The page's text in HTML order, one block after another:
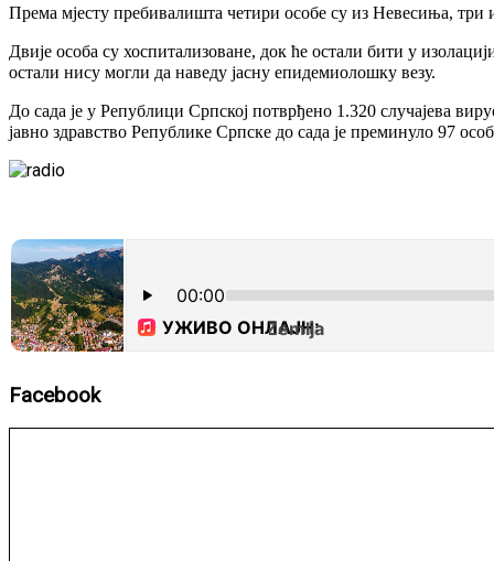
Према мјесту пребивалишта четири особе су из Невесиња,
Двије особа су хоспитализоване, док ће остали бити у
остали нису могли да наведу јасну епидемиолошку везу.
До сада је у Републици Српској потврђено 1.320 случајева
јавно здравство Републике Српске до сада је преминуло 97
Facebook